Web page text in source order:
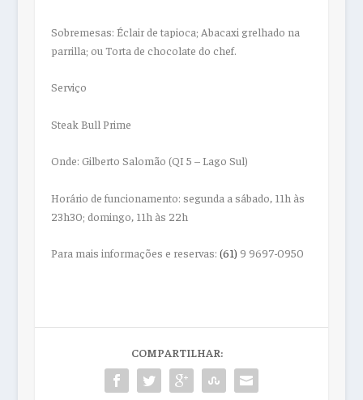
Sobremesas: Éclair de tapioca; Abacaxi grelhado na
parrilla; ou Torta de chocolate do chef.
Serviço
Steak Bull Prime
Onde: Gilberto Salomão (QI 5 – Lago Sul)
Horário de funcionamento: segunda a sábado, 11h às
23h30; domingo, 11h às 22h
Para mais informações e reservas: (61) 9 9697-0950
COMPARTILHAR: